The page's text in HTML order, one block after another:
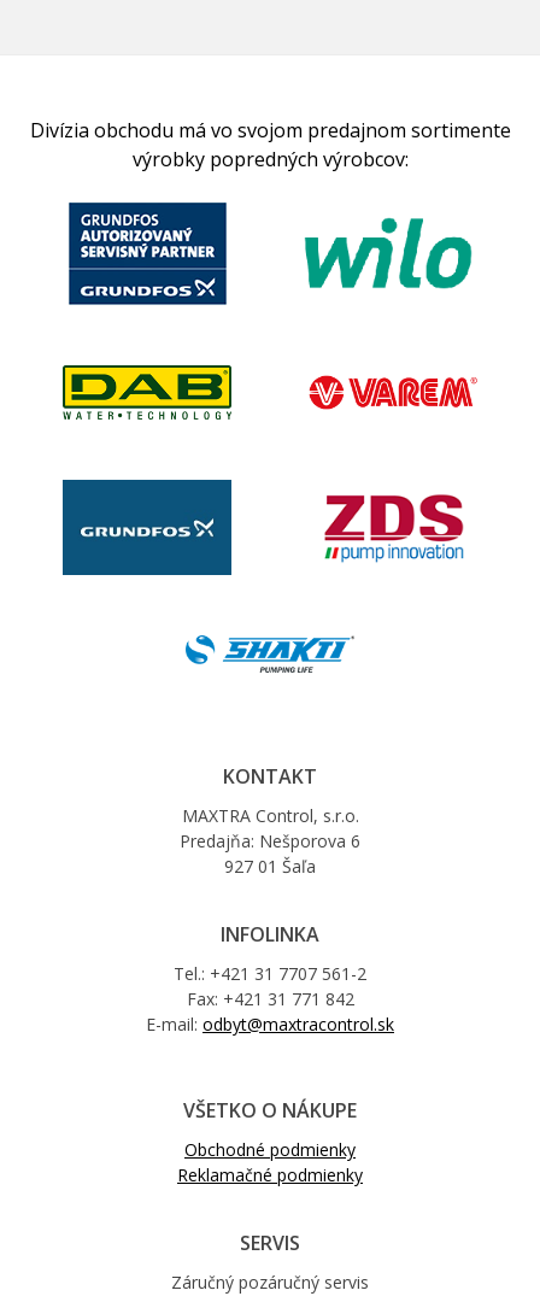
Divízia obchodu má vo svojom predajnom sortimente
výrobky popredných výrobcov:
KONTAKT
MAXTRA Control, s.r.o.
Predajňa: Nešporova 6
927 01 Šaľa
INFOLINKA
Tel.: +421 31 7707 561-2
Fax: +421 31 771 842
E-mail: odbyt@maxtracontrol.sk
VŠETKO O NÁKUPE
Obchodné podmienky
Reklamačné podmienky
SERVIS
Záručný pozáručný servis